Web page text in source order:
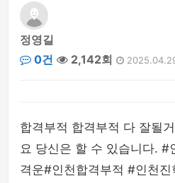
정영길
0건
2,142회
합격부적 합격부적 다 잘될
요 당신은 할 수 있습니다. #
격운#인천합격부적 #인천